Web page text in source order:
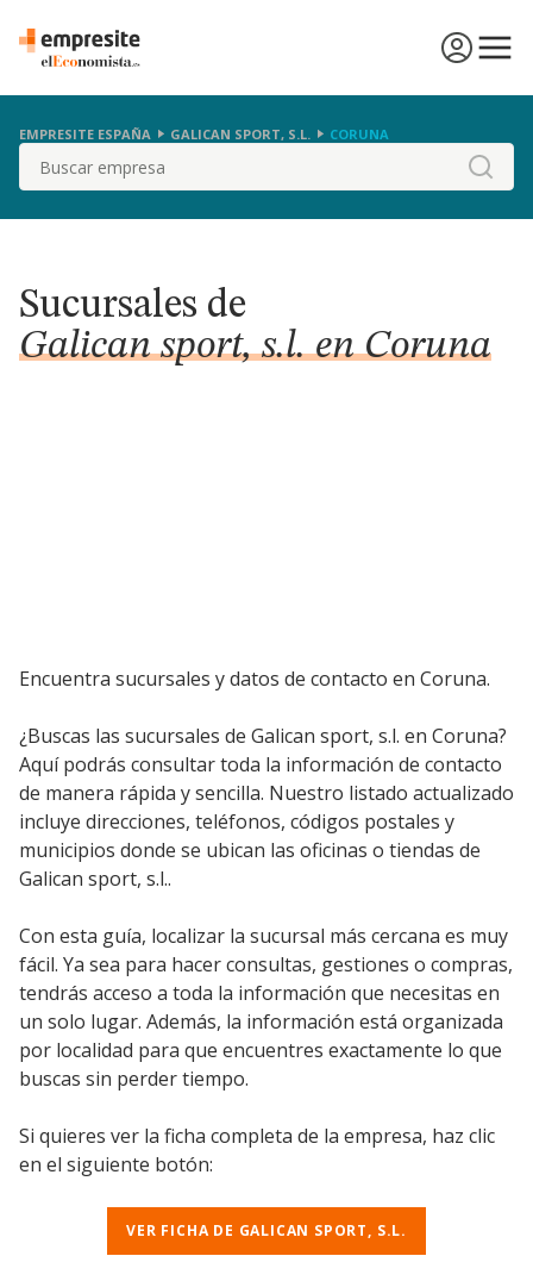
EMPRESITE ESPAÑA GALICAN SPORT, S.L. CORUNA
Buscar
Sucursales de
Galican sport, s.l. en Coruna
Encuentra sucursales y datos de contacto en Coruna.
¿Buscas las sucursales de Galican sport, s.l. en Coruna?
Aquí podrás consultar toda la información de contacto
de manera rápida y sencilla. Nuestro listado actualizado
incluye direcciones, teléfonos, códigos postales y
municipios donde se ubican las oficinas o tiendas de
Galican sport, s.l..
Con esta guía, localizar la sucursal más cercana es muy
fácil. Ya sea para hacer consultas, gestiones o compras,
tendrás acceso a toda la información que necesitas en
un solo lugar. Además, la información está organizada
por localidad para que encuentres exactamente lo que
buscas sin perder tiempo.
Si quieres ver la ficha completa de la empresa, haz clic
en el siguiente botón:
VER FICHA DE GALICAN SPORT, S.L.